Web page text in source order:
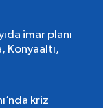
imar planı
Konyaaltı,
kriz